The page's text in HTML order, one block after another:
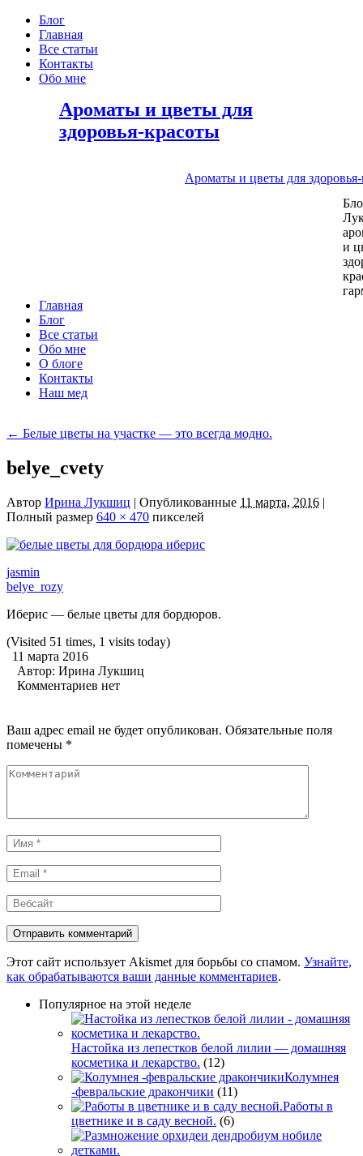
Блог
Главная
Все статьи
Контакты
Обо мне
Ароматы и цветы для
здоровья-красоты
Ароматы и цветы для
и
Главная
Блог
Все статьи
Обо мне
О блоге
Контакты
Наш мед
← Белые цветы на участке — это всегда модно.
belye_cvety
Автор Ирина Лукшиц | Опубликованные 11 марта, 2016 |
Полный размер 640 × 470 пикселей
jasmin
belye_rozy
Иберис — белые цветы для бордюров.
(Visited 51 times, 1 visits today)
11 марта 2016
Автор: Ирина Лукшиц
Комментариев нет
Ваш адрес email не будет опубликован. Обязательные поля
помечены *
Комментарий
Имя
*
Email
*
Вебсайт
Этот сайт использует Akismet для борьбы со спамом. Узнайте,
как обрабатываются ваши данные комментариев.
Популярное на этой неделе
Настойка из лепестков белой лилии — домашняя
косметика и лекарство. (12)
Колумнея
-февральские дракончики (11)
Работы в
цветнике и в саду весной. (6)